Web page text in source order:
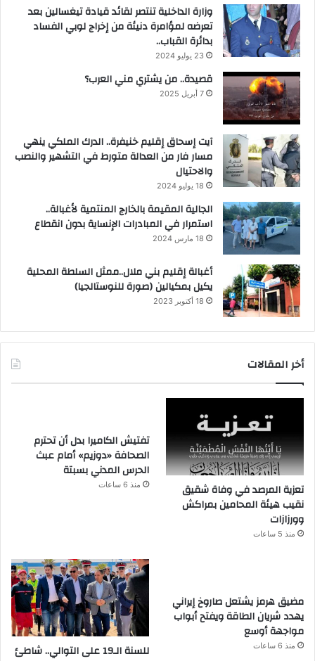
وزارة الداخلية تنتصر لقائد قيادة تيغسالين بعد
تعرضه لمؤامرة دنيئة من إخراج لوبي الفساد
بدائرة القباب..
23 يوليو 2024
قصيدة.. من يشتري مني العرب؟
7 أبريل 2025
آيت إسحاق إقليم خنيفرة.. الدرك الملكي ينهي
مسار فار من العدالة متورط في التشهير والنصب
والاحتيال
18 يوليو 2024
الجالية المقيمة بالخارج المنتمية لأغبالة..
استمرار في المبادرات الإنساية بدون انقطاع
18 مارس 2024
أغبالة إقليم بني ملال..ممثل السلطة المحلية
يكيل بمكيالين (صورة للنوستالجيا)
18 أكتوبر 2023
أخر المقالات
تعزية المرصد في وفاة شقيق
نقيب هيئة المحامين بمراكش
وورزازات
منذ 5 ساعات
تفتيش الكاميرا بدل أن تحترم
الصحافة «دوزيم» أمام عبث
الحرس المدني بسبتة
منذ 6 ساعات
مضيق هرمز يشتعل صاروخ إيراني
يهدد شريان الطاقة ويفتح أبواب
مواجهة أوسع
منذ 6 ساعات
للسنة الـ19 على التوالي.. شاطئ